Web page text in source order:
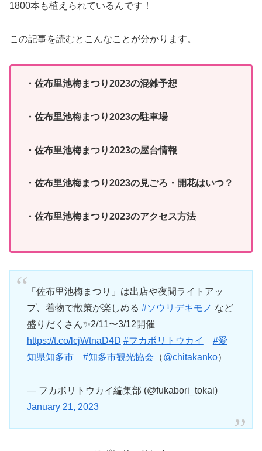
1800本も植えられているんです！
この記事を読むとこんなことが分かります。
・佐布里池梅まつり2023の混雑予想
・佐布里池梅まつり2023の駐車場
・佐布里池梅まつり2023の屋台情報
・佐布里池梅まつり2023の見ごろ・開花はいつ？
・佐布里池梅まつり2023のアクセス方法
「佐布里池梅まつり」は出店や夜間ライトアッ
プ、着物で散策が楽しめる #ソウリデキモノ など
盛りだくさん✨2/11〜3/12開催
https://t.co/lcjWtnaD4D #フカボリトウカイ
#愛
知県知多市
#知多市観光協会 （@chitakanko）
— フカボリトウカイ編集部 (@fukabori_tokai)
January 21, 2023